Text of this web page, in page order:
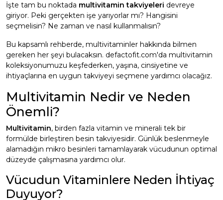
İşte tam bu noktada multivitamin takviyeleri devreye
giriyor. Peki gerçekten işe yarıyorlar mı? Hangisini
seçmelisin? Ne zaman ve nasıl kullanmalısın?
Bu kapsamlı rehberde, multivitaminler hakkında bilmen
gereken her şeyi bulacaksın. defactofit.com'da multivitamin
koleksiyonumuzu keşfederken, yaşına, cinsiyetine ve
ihtiyaçlarına en uygun takviyeyi seçmene yardımcı olacağız.
Multivitamin Nedir ve Neden
Önemli?
Multivitamin, birden fazla vitamin ve minerali tek bir
formülde birleştiren besin takviyesidir. Günlük beslenmeyle
alamadığın mikro besinleri tamamlayarak vücudunun optimal
düzeyde çalışmasına yardımcı olur.
Vücudun Vitaminlere Neden İhtiyaç
Duyuyor?